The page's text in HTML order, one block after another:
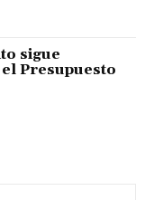
sigue
Presupuesto